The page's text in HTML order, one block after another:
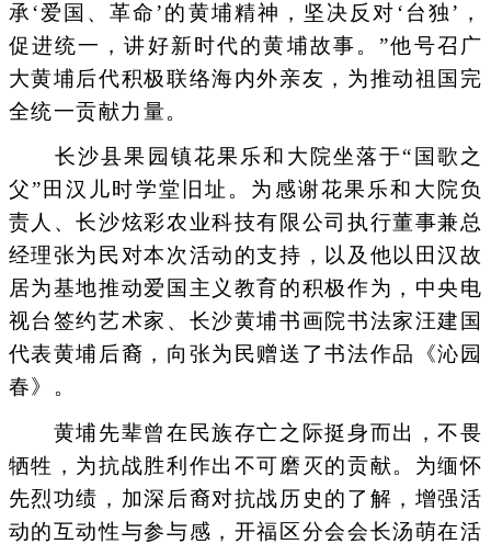
承‘爱国、革命’的黄埔精神，坚决反对‘台独’，
促进统一，讲好新时代的黄埔故事。”他号召广
大黄埔后代积极联络海内外亲友，为推动祖国完
全统一贡献力量。
长沙县果园镇花果乐和大院坐落于“国歌之
父”田汉儿时学堂旧址。为感谢花果乐和大院负
责人、长沙炫彩农业科技有限公司执行董事兼总
经理张为民对本次活动的支持，以及他以田汉故
居为基地推动爱国主义教育的积极作为，中央电
视台签约艺术家、长沙黄埔书画院书法家汪建国
代表黄埔后裔，向张为民赠送了书法作品《沁园
春》。
黄埔先辈曾在民族存亡之际挺身而出，不畏
牺牲，为抗战胜利作出不可磨灭的贡献。为缅怀
先烈功绩，加深后裔对抗战历史的了解，增强活
动的互动性与参与感，开福区分会会长汤萌在活